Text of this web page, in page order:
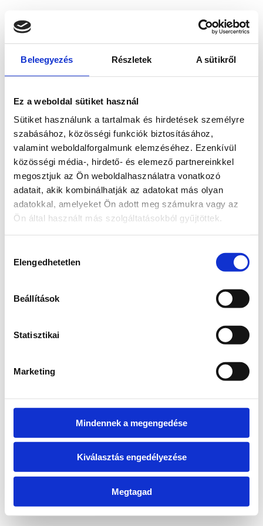
Beleegyezés Részletek A sütikről
Ez a weboldal sütiket használ
Sütiket használunk a tartalmak és hirdetések személyre
szabásához, közösségi funkciók biztosításához,
valamint weboldalforgalmunk elemzéséhez. Ezenkívül
közösségi média-, hirdető- és elemező partnereinkkel
megosztjuk az Ön weboldalhasználatra vonatkozó
adatait, akik kombinálhatják az adatokat más olyan
adatokkal, amelyeket Ön adott meg számukra vagy az
Ön által használt más szolgáltatásokból gyűjtöttek.
kiválasztása
Elengedhetetlen
Beállítások
Statisztikai
Marketing
Mindennek a megengedése
Kiválasztás engedélyezése
Megtagad
loadingwww.bicapp.hu
(see the browser console for more